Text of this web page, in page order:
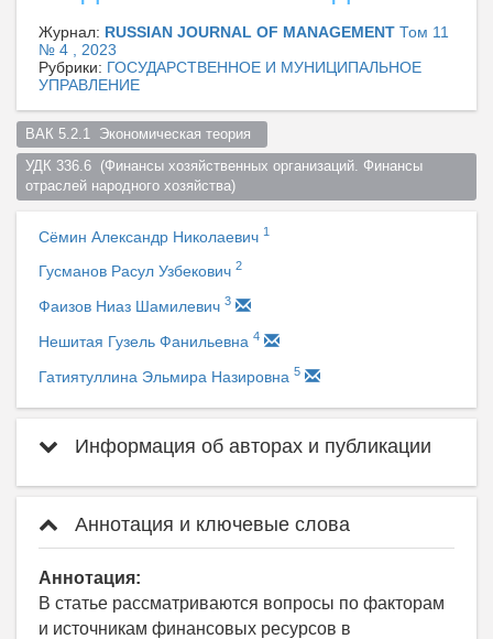
Журнал: RUSSIAN JOURNAL OF MANAGEMENT Том 11
№ 4 , 2023
Рубрики: ГОСУДАРСТВЕННОЕ И МУНИЦИПАЛЬНОЕ
УПРАВЛЕНИЕ
ВАК 5.2.1  Экономическая теория
УДК 336.6  (Финансы хозяйственных организаций. Финансы
отраслей народного хозяйства)
Сёмин Александр Николаевич 1
Гусманов Расул Узбекович 2
Фаизов Ниаз Шамилевич 3
Нешитая Гузель Фанильевна 4
Гатиятуллина Эльмира Назировна 5
Информация об авторах и публикации
Аннотация и ключевые слова
Аннотация:
В статье рассматриваются вопросы по факторам
и источникам финансовых ресурсов в